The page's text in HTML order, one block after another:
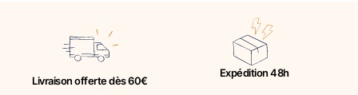
Livraison offerte dès 60€
Expédition 48h